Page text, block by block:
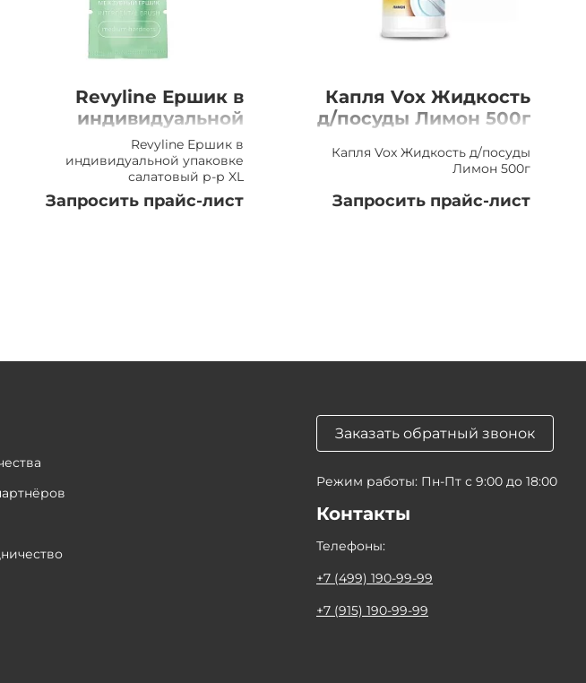
Revyline Ершик в
индивидуальной
упаковке салатовый
р-р XL
Revyline Ершик в
индивидуальной упаковке
салатовый р-р XL
Запросить прайс-лист
Капля Vox Жидкость
д/посуды Лимон 500г
Капля Vox Жидкость д/посуды
Лимон 500г
Запросить прайс-лист
Заказать обратный звонок
Режим работы: Пн-Пт с 9:00 до 18:00
Контакты
Телефоны:
+7 (499) 190-99-99
+7 (915) 190-99-99